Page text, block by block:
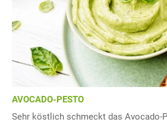
AVOCADO-PESTO
Sehr köstlich schmeckt das Avocado-